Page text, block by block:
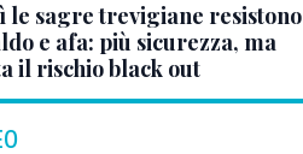
le sagre trevigiane resistono
e afa: più sicurezza, ma
il rischio black out